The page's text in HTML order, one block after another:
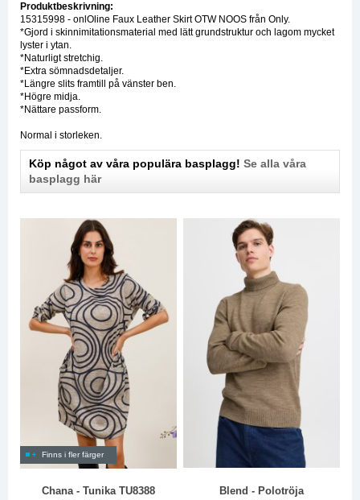
Produktbeskrivning:
15315998 - onlOline Faux Leather Skirt OTW NOOS från Only.
*Gjord i skinnimitationsmaterial med lätt grundstruktur och lagom mycket
lyster i ytan.
*Naturligt stretchig.
*Extra sömnadsdetaljer.
*Längre slits framtill på vänster ben.
*Högre midja.
*Nättare passform.
Normal i storleken.
Köp något av våra populära basplagg! Se alla våra
basplagg här
Finns i fler färger
Chana - Tunika TU8388
Blend - Polotröja